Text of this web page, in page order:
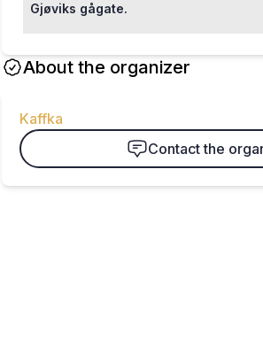
Gjøviks gågate.
About the organizer
Kaffka
Contact